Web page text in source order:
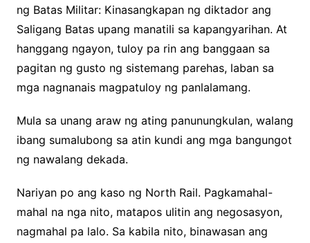
ng Batas Militar: Kinasangkapan ng diktador ang
Saligang Batas upang manatili sa kapangyarihan. At
hanggang ngayon, tuloy pa rin ang banggaan sa
pagitan ng gusto ng sistemang parehas, laban sa
mga nagnanais magpatuloy ng panlalamang.
Mula sa unang araw ng ating panunungkulan, walang
ibang sumalubong sa atin kundi ang mga bangungot
ng nawalang dekada.
Nariyan po ang kaso ng North Rail. Pagkamahal-
mahal na nga nito, matapos ulitin ang negosasyon,
nagmahal pa lalo. Sa kabila nito, binawasan ang